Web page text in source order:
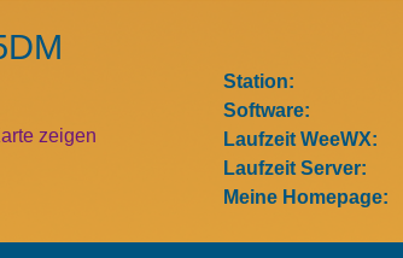
zeigen
Station:
Software:
Laufzeit WeeWX:
Laufzeit Server:
Meine Homepage: